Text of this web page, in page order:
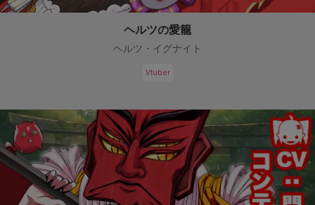
ヘルツの愛籠
ヘルツ・イグナイト
Vtuber